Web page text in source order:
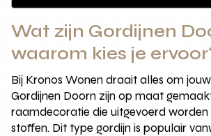
Wat zijn Gordijnen
waarom kies je
Bij Kronos Wonen draait alles om
Gordijnen Doorn zijn op maat
raamdecoratie die uitgevoerd
stoffen. Dit type gordijn is populair